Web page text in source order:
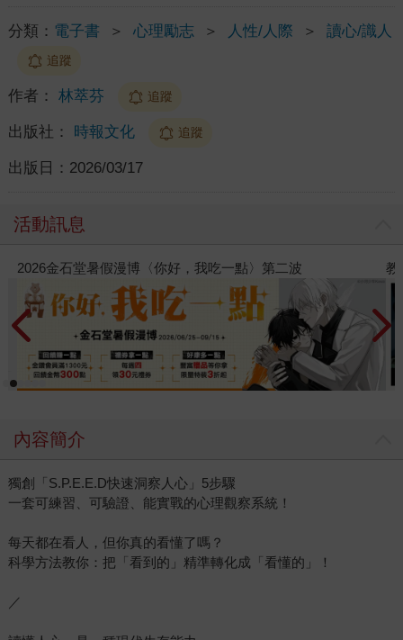
分類： 電子書 ＞ 心理勵志 ＞ 人性/人際 ＞ 讀心/識人
追蹤
作者： 林萃芬 追蹤
出版社： 時報文化 追蹤
出版日： 2026/03/17
活動訊息
吃一點〉第二波 教場電影版
內容簡介
獨創「S.P.E.E.D快速洞察人心」5步驟
一套可練習、可驗證、能實戰的心理觀察系統！
每天都在看人，但你真的看懂了嗎？
科學方法教你：把「看到的」精準轉化成「看懂的」！
／